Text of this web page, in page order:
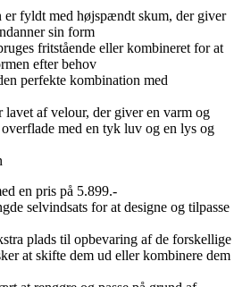
er fyldt med højspændt skum, der giver
sin form
fritstående eller kombineret for at
efter behov
perfekte kombination med
af velour, der giver en varm og
med en tyk luv og en lys og
en pris på 5.899.-
selvindsats for at designe og tilpasse
plads til opbevaring af de forskellige
at skifte dem ud eller kombinere dem